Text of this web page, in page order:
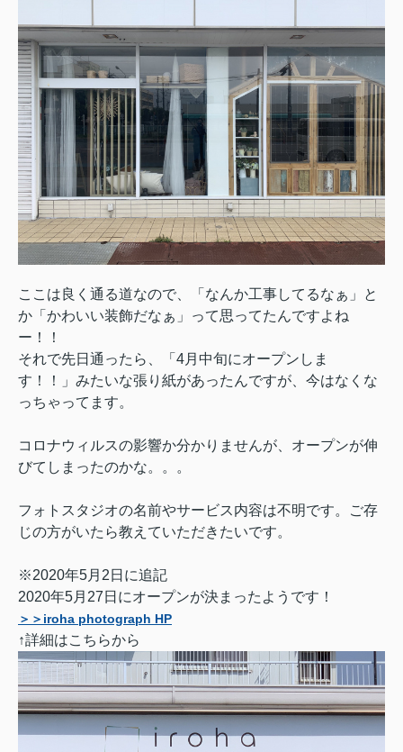
ここは良く通る道なので、「なんか工事してるなぁ」と
か「かわいい装飾だなぁ」って思ってたんですよね
ー！！
それで先日通ったら、「4月中旬にオープンしま
す！！」みたいな張り紙があったんですが、今はなくな
っちゃってます。
コロナウィルスの影響か分かりませんが、オープンが伸
びてしまったのかな。。。
フォトスタジオの名前やサービス内容は不明です。
ご存
じの方がいたら教えていただきたいです。
※2020年5月2日に追記
2020年5月27日にオープンが決まったようです！
＞＞iroha photograph HP
↑詳細はこちらから